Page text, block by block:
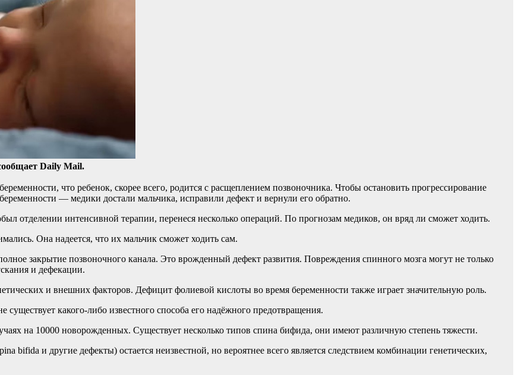
Daily Mail.
что ребенок, скорее всего, родится с расщеплением позвоночника. Чтобы остановить прогрессирование
— медики достали мальчика, исправили дефект и вернули его обратно.
отделении интенсивной терапии, перенеся несколько операций. По прогнозам медиков, он вряд ли сможет ходить.
Она надеется, что их мальчик сможет ходить сам.
закрытие позвоночного канала. Это врожденный дефект развития. Повреждения спинного мозга могут не только
и дефекации.
и внешних факторов. Дефицит фолиевой кислоты во время беременности также играет значительную роль.
какого-либо известного способа его надёжного предотвращения.
на 10000 новорожденных. Существует несколько типов спина бифида, они имеют различную степень тяжести.
и другие дефекты) остается неизвестной, но вероятнее всего является следствием комбинации генетических,